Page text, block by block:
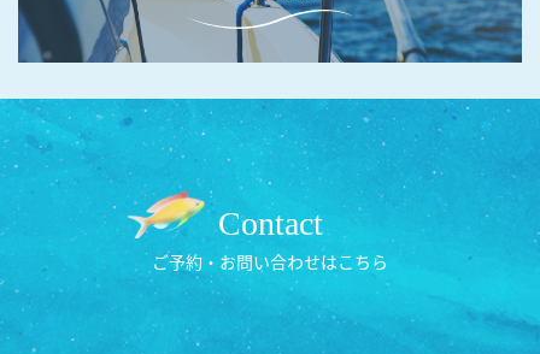
Contact
ご予約・お問い合わせはこちら